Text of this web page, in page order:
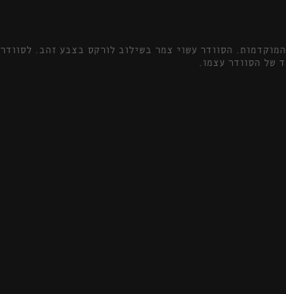
סוודר מבית משכית, משנות ה-60 המוקדמות. הסוודר עשוי צמר בשילוב לורקס בצבע זהב. לסוודר